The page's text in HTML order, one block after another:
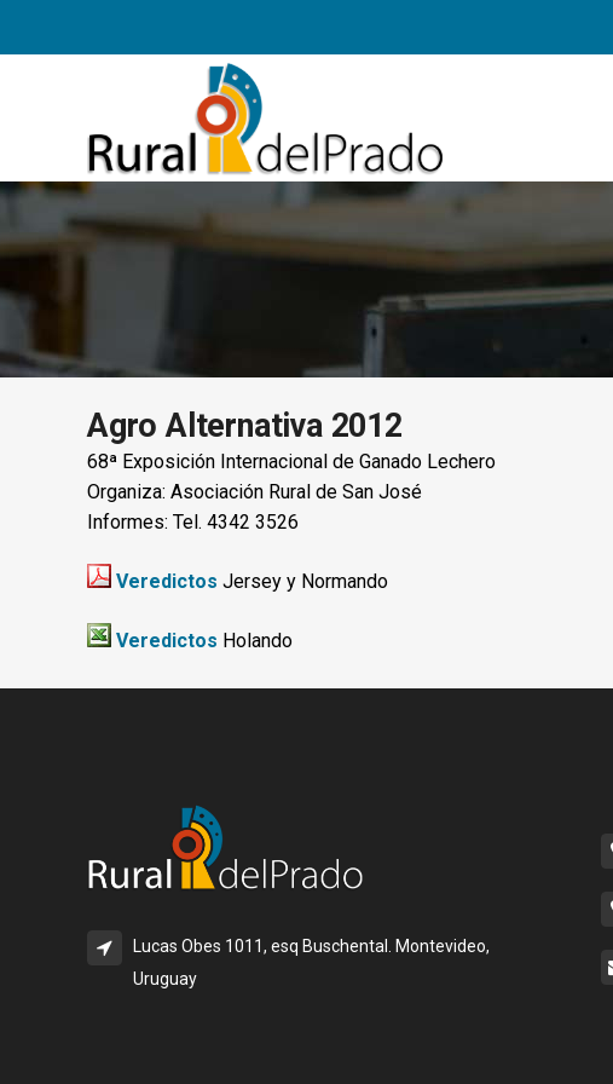
Agro Alternativa 2012
68ª Exposición Internacional de Ganado Lechero
Organiza: Asociación Rural de San José
Informes: Tel. 4342 3526
Veredictos Jersey y Normando
Veredictos Holando
Lucas Obes 1011, esq Buschental. Montevideo,
Uruguay